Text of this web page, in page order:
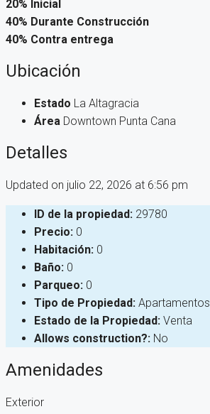
20% Inicial
40% Durante Construcción
40% Contra entrega
Ubicación
Estado La Altagracia
Área Downtown Punta Cana
Detalles
Updated on julio 22, 2026 at 6:56 pm
ID de la propiedad: 29780
Precio: 0
Habitación: 0
Baño: 0
Parqueo: 0
Tipo de Propiedad: Apartamentos
Estado de la Propiedad: Venta
Allows construction?: No
Amenidades
Exterior